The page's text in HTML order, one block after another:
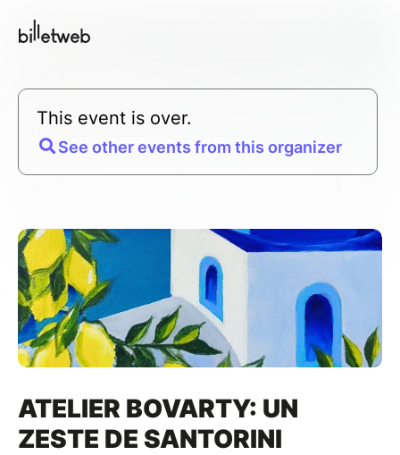
This event is over.
See other events from this organizer
ATELIER BOVARTY: UN
ZESTE DE SANTORINI